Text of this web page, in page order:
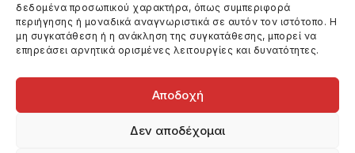
δεδομένα προσωπικού χαρακτήρα, όπως συμπεριφορά
περιήγησης ή μοναδικά αναγνωριστικά σε αυτόν τον ιστότοπο. Η
μη συγκατάθεση ή η ανάκληση της συγκατάθεσης, μπορεί να
επηρεάσει αρνητικά ορισμένες λειτουργίες και δυνατότητες.
Αποδοχή
Δεν αποδέχομαι
Στοιχεία Επικοινωνίας
Καλεσέ μας
(+30) 6974123481
Στείλε μας email
info@filmandtheater.gr